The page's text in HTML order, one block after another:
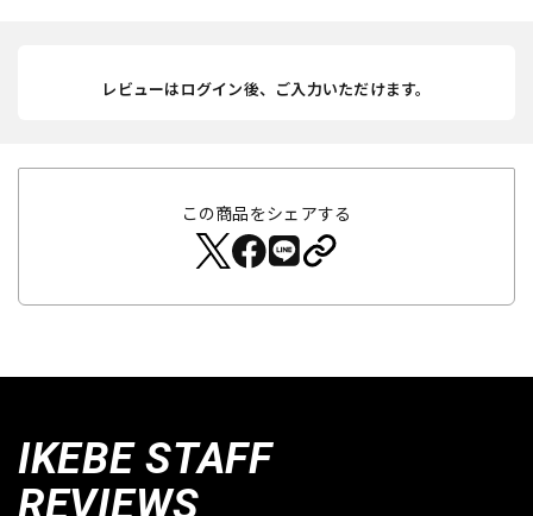
レビューはログイン後、ご入力いただけます。
この商品をシェアする
IKEBE STAFF
REVIEWS